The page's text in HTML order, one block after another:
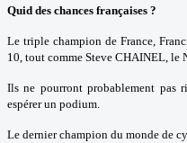
Quid des chances françaises ?
Le triple champion de France,
10, tout comme Steve CHAINEL, le
Ils ne pourront probablement
espérer un podium.
Le dernier champion du monde de